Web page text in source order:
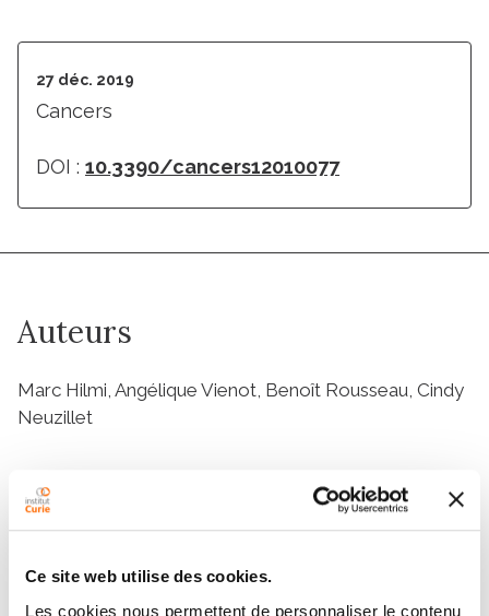
Ce site web utilise des cookies.
Les cookies nous permettent de personnaliser le contenu
27 déc. 2019
Cancers
DOI : 10.3390/cancers12010077
Auteurs
Marc Hilmi, Angélique Vienot, Benoît Rousseau, Cindy
Neuzillet
Résumé
Hepatocellular carcinoma (HCC) and biliary tract